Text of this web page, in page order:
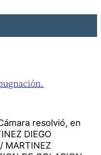
resolvió, en
DIEGO
MARTINEZ